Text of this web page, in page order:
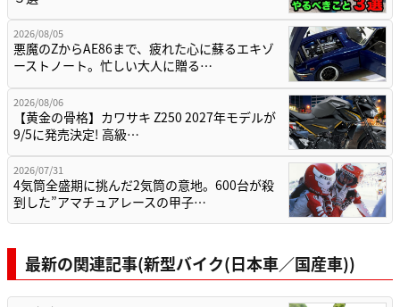
2026/08/05
悪魔のZからAE86まで、疲れた心に蘇るエキゾ
ーストノート。忙しい大人に贈る…
2026/08/06
【黄金の骨格】カワサキ Z250 2027年モデルが
9/5に発売決定! 高級…
2026/07/31
4気筒全盛期に挑んだ2気筒の意地。600台が殺
到した”アマチュアレースの甲子…
最新の関連記事(新型バイク(日本車／国産車))